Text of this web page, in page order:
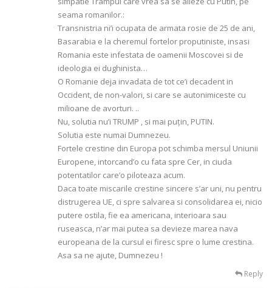
seama romanilor.:
Transnistria ni’i ocupata de armata rosie de 25 de ani,
Basarabia e la cheremul fortelor proputiniste, insasi
Romania este infestata de oamenii Moscovei si de
ideologia ei dughinista…
O Romanie deja invadata de tot ce’i decadent in
Occident, de non-valori, si care se autonimiceste cu
milioane de avorturi. ..
Nu, solutia nu’i TRUMP , si mai puţin, PUTIN.
Solutia este numai Dumnezeu.
Fortele crestine din Europa pot schimba mersul Uniunii
Europene, intorcand’o cu fata spre Cer, in ciuda
potentatilor care’o piloteaza acum.
Daca toate miscarile crestine sincere s’ar uni, nu pentru
distrugerea UE, ci spre salvarea si consolidarea ei, nicio
putere ostila, fie ea americana, interioara sau
ruseasca, n’ar mai putea sa devieze marea nava
europeana de la cursul ei firesc spre o lume crestina.
Asa sa ne ajute, Dumnezeu !
Reply